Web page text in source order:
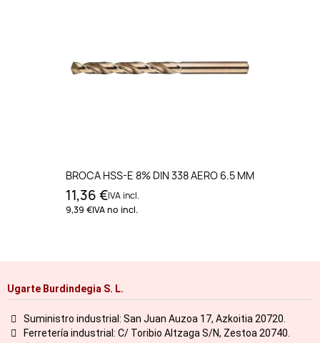
BROCA HSS-E 8% DIN 338 AERO 6.5 MM
11,36 €IVA incl.
9,39 €IVA no incl.
Ugarte Burdindegia S. L.
Suministro industrial: San Juan Auzoa 17, Azkoitia 20720.
Ferretería industrial: C/ Toribio Altzaga S/N, Zestoa 20740.